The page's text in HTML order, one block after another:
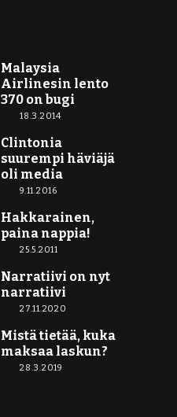
Malaysia
Airlinesin lento
370 on bugi
18.3.2014
Clintonia
suurempi häviäjä
oli media
9.11.2016
Hakkarainen,
paina nappia!
25.5.2011
Narratiivi on nyt
narratiivi
27.11.2020
Mistä tietää, kuka
maksaa laskun?
28.3.2019